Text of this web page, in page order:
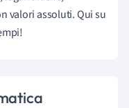
valori assoluti. Qui su